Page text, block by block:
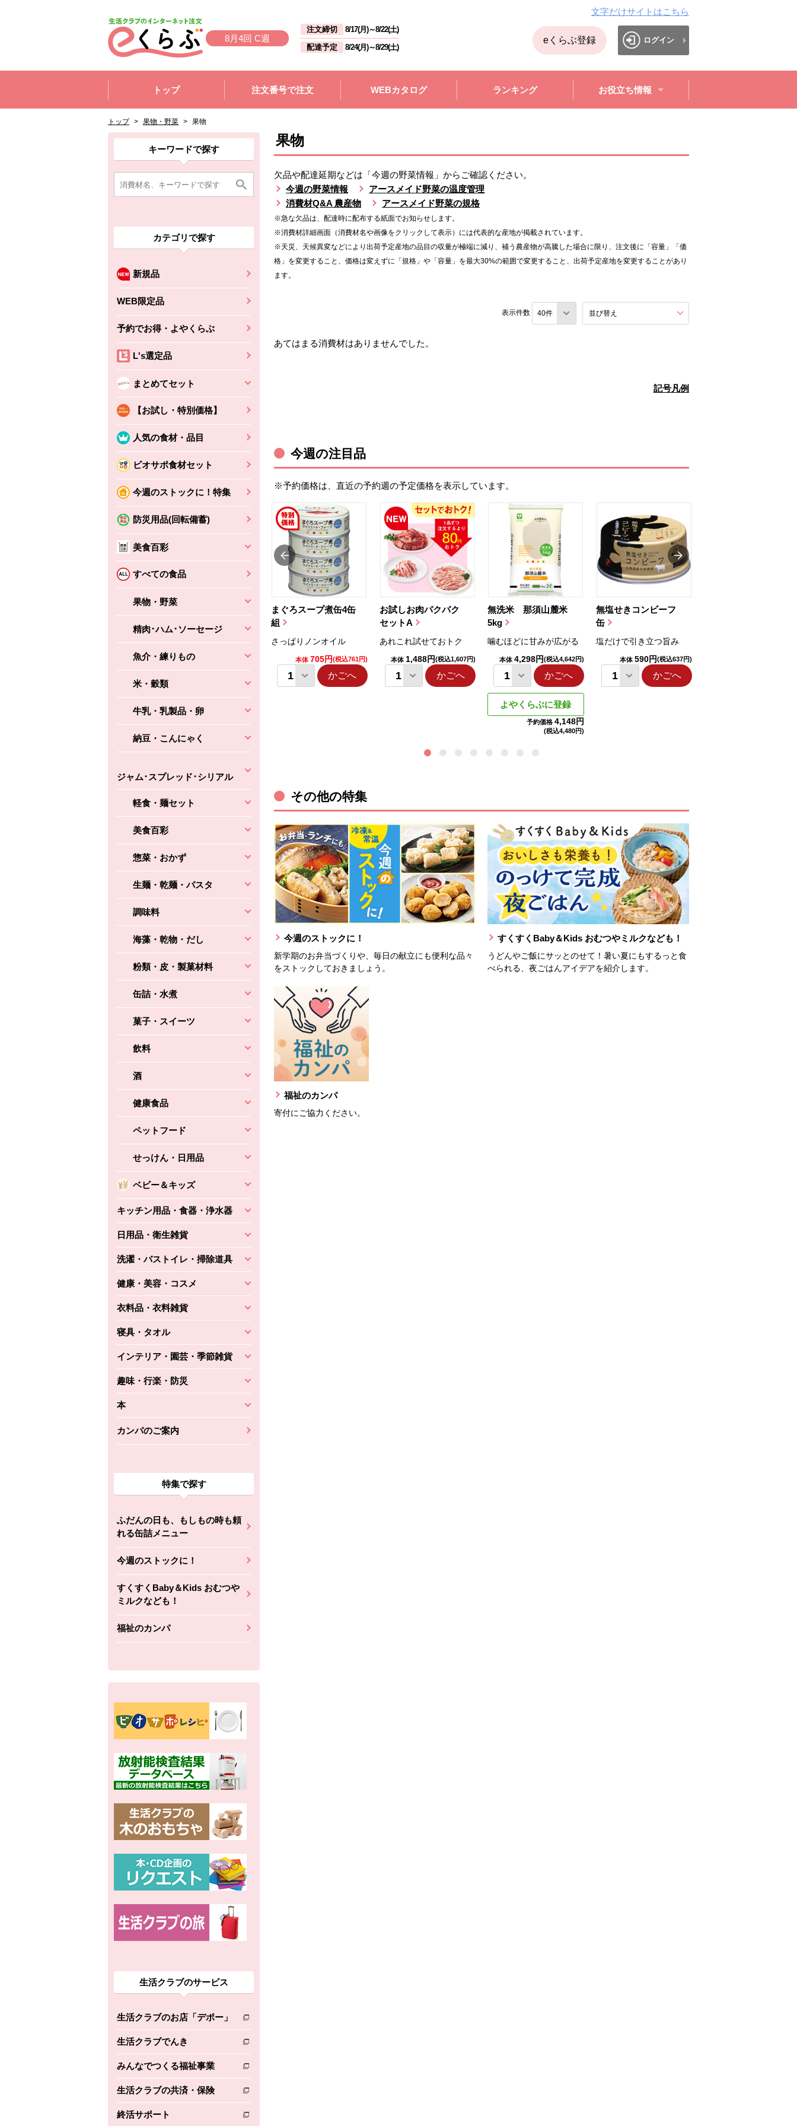
8月4回 C週
注文締切 8/17(月)～8/22(土)
配達予定
8/24(月)～8/29(土)
文字だけサイトはこちら
eくらぶ登録 ログイン
トップ
注文番号で注文 WEBカタログ ランキング お役立ち情報
トップ > 果物・野菜 > 果物
ここから消費材検索メニューです。
キーワードで探す
カテゴリで探す
新規品
WEB限定品
予約でお得・よやくらぶ
L's選定品
まとめてセット
【お試し・特別価格】
人気の食材・品目
ビオサポ食材セット
今週のストックに！特集
防災用品(回転備蓄)
美食百彩
すべての食品
果物・野菜
精肉･ハム･ソーセージ
魚介・練りもの
米・穀類
牛乳・乳製品・卵
納豆・こんにゃく
ジャム･スプレッド･シリアル
軽食・麺セット
美食百彩
惣菜・おかず
生麺・乾麺・パスタ
調味料
海藻・乾物・だし
粉類・皮・製菓材料
缶詰・水煮
菓子・スイーツ
飲料
酒
健康食品
ペットフード
せっけん・日用品
ベビー＆キッズ
キッチン用品・食器・浄水器
日用品・衛生雑貨
洗濯・バストイレ・掃除道具
健康・美容・コスメ
衣料品・衣料雑貨
寝具・タオル
インテリア・園芸・季節雑貨
趣味・行楽・防災
本
カンパのご案内
特集で探す
ふだんの日も、もしもの時も頼
れる缶詰メニュー
今週のストックに！
すくすくBaby＆Kids おむつや
ミルクなども！
福祉のカンパ
消費材検索メニューここまで。
ここから本文です。
ここから組合員向けメニューです。
生活クラブのサービス
生活クラブのお店「デポー」
別のウィンドウで開きます。
生活クラブでんき
別のウィンドウで開きます。
みんなでつくる福祉事業
別のウィンドウで開きます。
生活クラブの共済・保険
別のウィンドウで開きます。
終活サポート
別のウィンドウで開きます。
組合員向けメニューここまで。
ここから本文です。 果物
欠品や配達延期などは「今週の野菜情報」からご確認ください。
今週の野菜情報
アースメイド野菜の温度管理
消費材Q&A 農産物
アースメイド野菜の規格
※急な欠品は、配達時に配布する紙面でお知らせします。
※消費材詳細画面（消費材名や画像をクリックして表示）には代表的な産地が掲載されています。
※天災、天候異変などにより出荷予定産地の品目の収量が極端に減り、補う農産物が高騰した場合に限り、注文後に「容量」「価
格」を変更すること、価格は変えずに「規格」や「容量」を最大30%の範囲で変更すること、出荷予定産地を変更することがあり
ます。
表示件数 並び替え
あてはまる消費材はありませんでした。
記号凡例
今週の注目品
※予約価格は、直近の予約週の予定価格を表示しています。
まぐろスープ煮缶4缶
組
さっぱりノンオイル
本体 705円(税込761円)
かごへ
お試しお肉パクパク
セットA
あれこれ試せておトク
本体 1,488円(税込1,607円)
かごへ
無洗米 那須山麓米
5kg
噛むほどに甘みが広がる
本体 4,298円(税込4,642円)
かごへ
よやくらぶに登録
予約価格 4,148円
(税込4,480円)
無塩せきコンビーフ
缶
塩だけで引き立つ旨み
本体 590円(税込637円)
かごへ
えびの風味がぶわっ！
(税込356円)
コク深くフルーティー
その他の特集
今週のストックに！
新学期のお弁当づくりや、毎日の献立にも便利な品々
をストックしておきましょう。
すくすくBaby＆Kids おむつやミルクなども！
うどんやご飯にサッとのせて！暑い夏にもするっと食
べられる、夜ごはんアイデアを紹介します。
福祉のカンパ
寄付にご協力ください。